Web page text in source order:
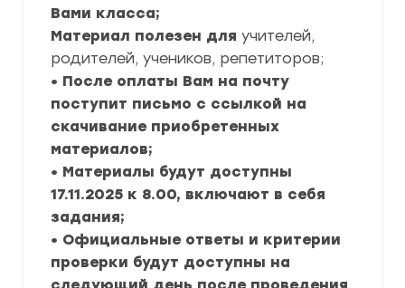
Вами класса;
Материал полезен для учителей,
родителей, учеников, репетиторов;
• После оплаты Вам на почту
поступит письмо с ссылкой на
скачивание приобретенных
материалов;
• Материалы будут доступны
17.11.2025 к 8.00, включают в себя
задания;
• Официальные ответы и критерии
проверки будут доступны на